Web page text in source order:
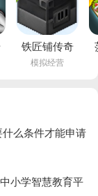
铁匠铺传奇
最新版
模拟经营
么条件才能申请
小学智慧教育平